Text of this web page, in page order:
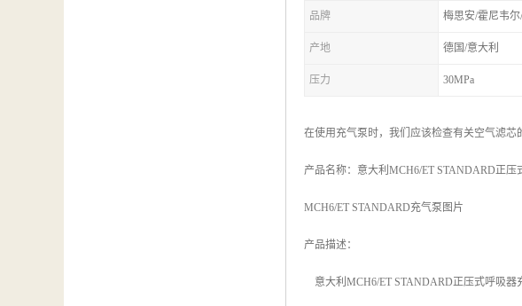
品牌 梅思安/霍尼韦
产地 德国/意大利
压力 30MPa
在使用充气泵时，我们应该检查有关空气滤芯
产品名称：意大利MCH6/ET STANDARD正压
MCH6/ET STANDARD充气泵图片
产品描述：
意大利MCH6/ET STANDARD正压式呼吸器